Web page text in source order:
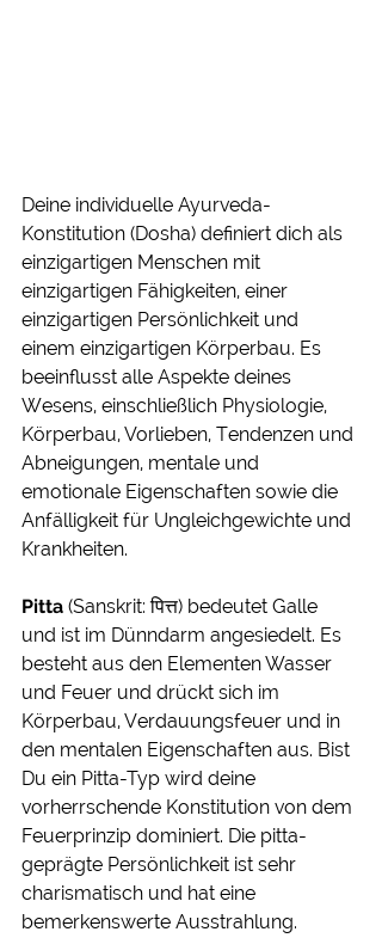
Deine individuelle Ayurveda-
Konstitution (Dosha) definiert dich als
einzigartigen Menschen mit
einzigartigen Fähigkeiten, einer
einzigartigen Persönlichkeit und
einem einzigartigen Körperbau. Es
beeinflusst alle Aspekte deines
Wesens, einschließlich Physiologie,
Körperbau, Vorlieben, Tendenzen und
Abneigungen, mentale und
emotionale Eigenschaften sowie die
Anfälligkeit für Ungleichgewichte und
Krankheiten.
Pitta (Sanskrit: पित्त) bedeutet Galle
und ist im Dünndarm angesiedelt. Es
besteht aus den Elementen Wasser
und Feuer und drückt sich im
Körperbau, Verdauungsfeuer und in
den mentalen Eigenschaften aus. Bist
Du ein Pitta-Typ wird deine
vorherrschende Konstitution von dem
Feuerprinzip dominiert. Die pitta-
geprägte Persönlichkeit ist sehr
charismatisch und hat eine
bemerkenswerte Ausstrahlung.